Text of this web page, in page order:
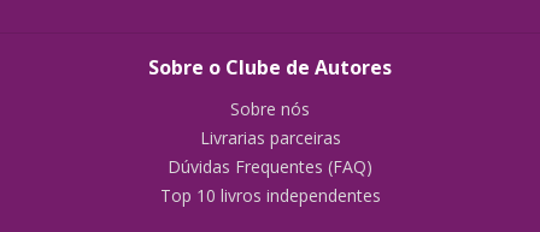
Sobre o Clube de Autores
Sobre nós
Livrarias parceiras
Dúvidas Frequentes (FAQ)
Top 10 livros independentes